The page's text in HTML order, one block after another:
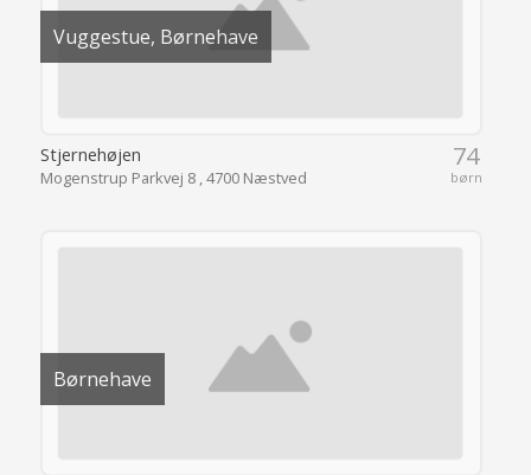
Vuggestue, Børnehave
74
børn
Stjernehøjen
Mogenstrup Parkvej 8 , 4700 Næstved
Børnehave